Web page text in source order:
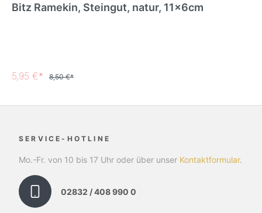
Bitz Ramekin, Steingut, natur, 11x6cm
5,95 €* 8,50 €*
SERVICE-HOTLINE
Mo.-Fr. von 10 bis 17 Uhr oder über unser Kontaktformular.
02832 / 408 990 0